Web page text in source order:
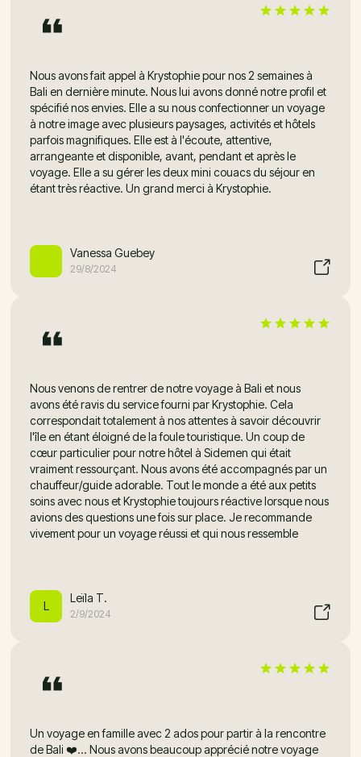
Nous avons fait appel à Krystophie pour nos 2 semaines à
Bali en dernière minute. Nous lui avons donné notre profil et
spécifié nos envies. Elle a su nous confectionner un voyage
à notre image avec plusieurs paysages, activités et hôtels
parfois magnifiques. Elle est à l'écoute, attentive,
arrangeante et disponible, avant, pendant et après le
voyage. Elle a su gérer les deux mini couacs du séjour en
étant très réactive. Un grand merci à Krystophie.
Vanessa Guebey
29/8/2024
Nous venons de rentrer de notre voyage à Bali et nous
avons été ravis du service fourni par Krystophie. Cela
correspondait totalement à nos attentes à savoir découvrir
l'île en étant éloigné de la foule touristique. Un coup de
cœur particulier pour notre hôtel à Sidemen qui était
vraiment ressourçant. Nous avons été accompagnés par un
chauffeur/guide adorable. Tout le monde a été aux petits
soins avec nous et Krystophie toujours réactive lorsque nous
avions des questions une fois sur place. Je recommande
vivement pour un voyage réussi et qui nous ressemble
L
Leïla T.
2/9/2024
Un voyage en famille avec 2 ados pour partir à la rencontre
de Bali ❤️... Nous avons beaucoup apprécié notre voyage